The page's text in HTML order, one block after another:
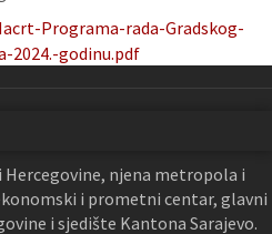
Programa-rada-Gradskog-
2024.-godinu.pdf
Hercegovine, njena metropola i
i prometni centar, glavni
i sjedište Kantona Sarajevo.